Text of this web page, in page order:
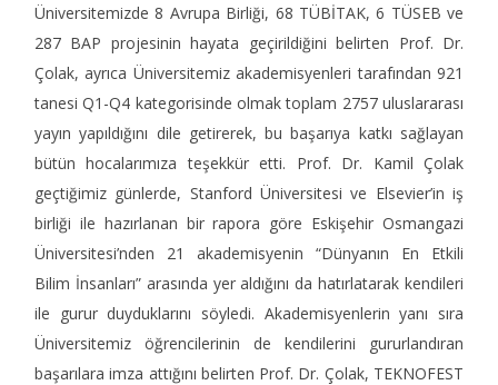
Üniversitemizde 8 Avrupa Birliği, 68 TÜBİTAK, 6 TÜSEB ve
287 BAP projesinin hayata geçirildiğini belirten Prof. Dr.
Çolak, ayrıca Üniversitemiz akademisyenleri tarafından 921
tanesi Q1-Q4 kategorisinde olmak toplam 2757 uluslararası
yayın yapıldığını dile getirerek, bu başarıya katkı sağlayan
bütün hocalarımıza teşekkür etti. Prof. Dr. Kamil Çolak
geçtiğimiz günlerde, Stanford Üniversitesi ve Elsevier’in iş
birliği ile hazırlanan bir rapora göre Eskişehir Osmangazi
Üniversitesi’nden 21 akademisyenin “Dünyanın En Etkili
Bilim İnsanları” arasında yer aldığını da hatırlatarak kendileri
ile gurur duyduklarını söyledi. Akademisyenlerin yanı sıra
Üniversitemiz öğrencilerinin de kendilerini gururlandıran
başarılara imza attığını belirten Prof. Dr. Çolak, TEKNOFEST